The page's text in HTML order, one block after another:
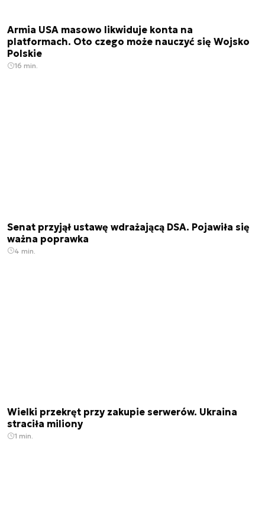
Armia USA masowo likwiduje konta na
platformach. Oto czego może nauczyć się Wojsko
Polskie
16 min.
Senat przyjął ustawę wdrażającą DSA. Pojawiła się
ważna poprawka
4 min.
Wielki przekręt przy zakupie serwerów. Ukraina
straciła miliony
1 min.